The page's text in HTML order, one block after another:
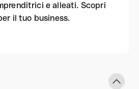
e alleati. Scopri
il tuo business.